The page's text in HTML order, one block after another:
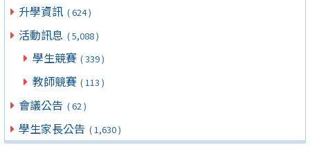
升學資訊 ( 624 )
活動訊息 ( 5,088 )
學生競賽 ( 339 )
教師競賽 ( 113 )
會議公告 ( 62 )
學生家長公告 ( 1,630 )